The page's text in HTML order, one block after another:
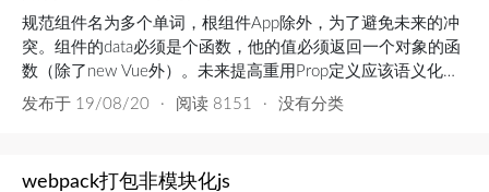
规范组件名为多个单词，根组件App除外，为了避免未来的冲
突。组件的data必须是个函数，他的值必须返回一个对象的函
数（除了new Vue外）。未来提高重用Prop定义应该语义化，
一看就懂，最好使用键值对。v-for设置键值，即加key属性，
基础组件名，一个组件地下应该以特定前缀开头。...
发布于 19/08/20 · 阅读 8151 · 没有分类
webpack打包非模块化js